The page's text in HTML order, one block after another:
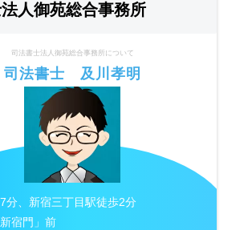
人御苑総合事務所
司法書士法人御苑総合事務所について
司法書士 及川孝明
分、新宿三丁目駅徒歩2分
宿門」前